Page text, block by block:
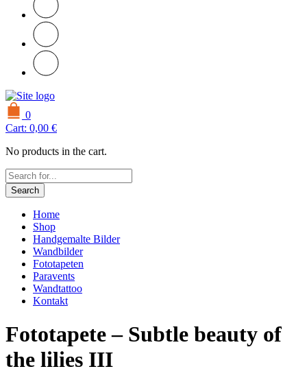
0
Cart: 0,00 €
No products in the cart.
Search
Home
Shop
Handgemalte Bilder
Wandbilder
Fototapeten
Paravents
Wandtattoo
Kontakt
Fototapete – Subtle beauty of
the lilies III